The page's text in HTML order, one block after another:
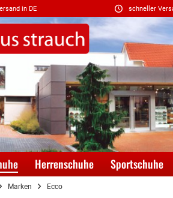
in DE schneller
Herrenschuhe Sportschuhe
Marken Ecco